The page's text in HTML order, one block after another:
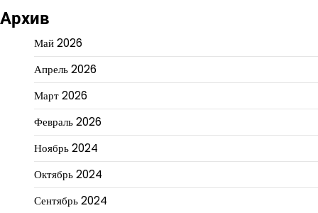
Архив
Май 2026
Апрель 2026
Март 2026
Февраль 2026
Ноябрь 2024
Октябрь 2024
Сентябрь 2024